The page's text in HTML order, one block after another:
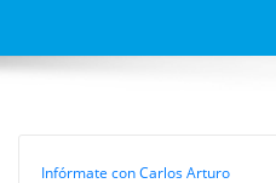
Infórmate con Carlos Arturo